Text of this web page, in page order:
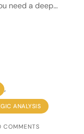
need a deep…
,
ANALYSIS
COMMENTS